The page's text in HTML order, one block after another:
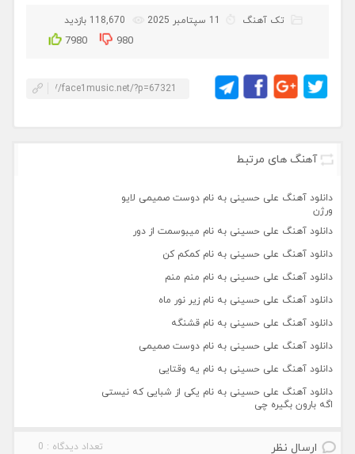
تک آهنگ 11 سپتامبر 2025 118,670 بازدید
7980 980
آهنگ های مرتبط
دانلود آهنگ علی حسینی به نام دوست صمیمی لایو
ورژن
دانلود آهنگ علی حسینی به نام میبوسمت از دور
دانلود آهنگ علی حسینی به نام کمکم کن
دانلود آهنگ علی حسینی به نام منم منم
دانلود آهنگ علی حسینی به نام زیر نور ماه
دانلود آهنگ علی حسینی به نام قشنگه
دانلود آهنگ علی حسینی به نام دوست صمیمی
دانلود آهنگ علی حسینی به نام یه وقتایی
دانلود آهنگ علی حسینی به نام یکی از شبایی که نیستی
اگه بارون بگیره چی
ارسال نظر تعداد دیدگاه : 0